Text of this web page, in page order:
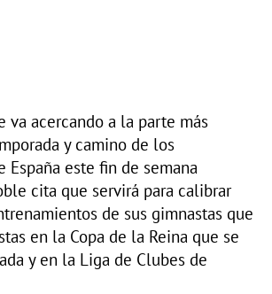
va acercando a la parte más
y camino de los
España este fin de semana
cita que servirá para calibrar
de sus gimnastas que
en la Copa de la Reina que se
y en la Liga de Clubes de